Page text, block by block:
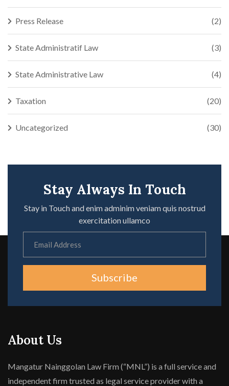
Press Release (2)
State Administratif Law (3)
State Administrative Law (4)
Taxation (20)
Uncategorized (30)
Stay Always In Touch
Stay in Touch and enim adminim veniam quis nostrud
exercitation ullamco
Subscribe
About Us
Mangatur Nainggolan Law Firm (“MNL”) is a full service and
independent firm trusted as legal service provider with a